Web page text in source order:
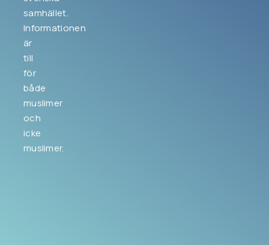
samhället.
Informationen
är
till
för
både
muslimer
och
icke
muslimer.